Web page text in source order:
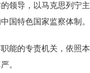
，以马克思列宁主
国特色国家监察体制。
专责机关，依照本
。